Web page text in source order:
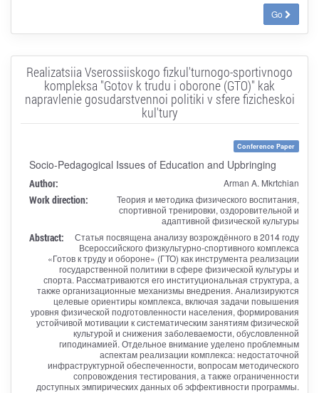
Go
Realizatsiia Vserossiiskogo fizkul'turnogo-sportivnogo
kompleksa "Gotov k trudu i oborone (GTO)" kak
napravlenie gosudarstvennoi politiki v sfere fizicheskoi
kul'tury
Conference Paper
Socio-Pedagogical Issues of Education and Upbringing
Author: Arman A. Mkrtchian
Work direction:
Теория и методика физического воспитания,
спортивной тренировки, оздоровительной и
адаптивной физической культуры
Abstract:
Статья посвящена анализу возрождённого в 2014 году
Всероссийского физкультурно-спортивного комплекса
«Готов к труду и обороне» (ГТО) как инструмента реализации
государственной политики в сфере физической культуры и
спорта. Рассматриваются его институциональная структура, а
также организационные механизмы внедрения. Анализируются
целевые ориентиры комплекса, включая задачи повышения
уровня физической подготовленности населения, формирования
устойчивой мотивации к систематическим занятиям физической
культурой и снижения заболеваемости, обусловленной
гиподинамией. Отдельное внимание уделено проблемным
аспектам реализации комплекса: недостаточной
инфраструктурной обеспеченности, вопросам методического
сопровождения тестирования, а также ограниченности
доступных эмпирических данных об эффективности программы.